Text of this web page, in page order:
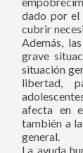
dado por el
cubrir
Además,
grave
situación
libertad,
afecta en
también a
general.
La ayuda